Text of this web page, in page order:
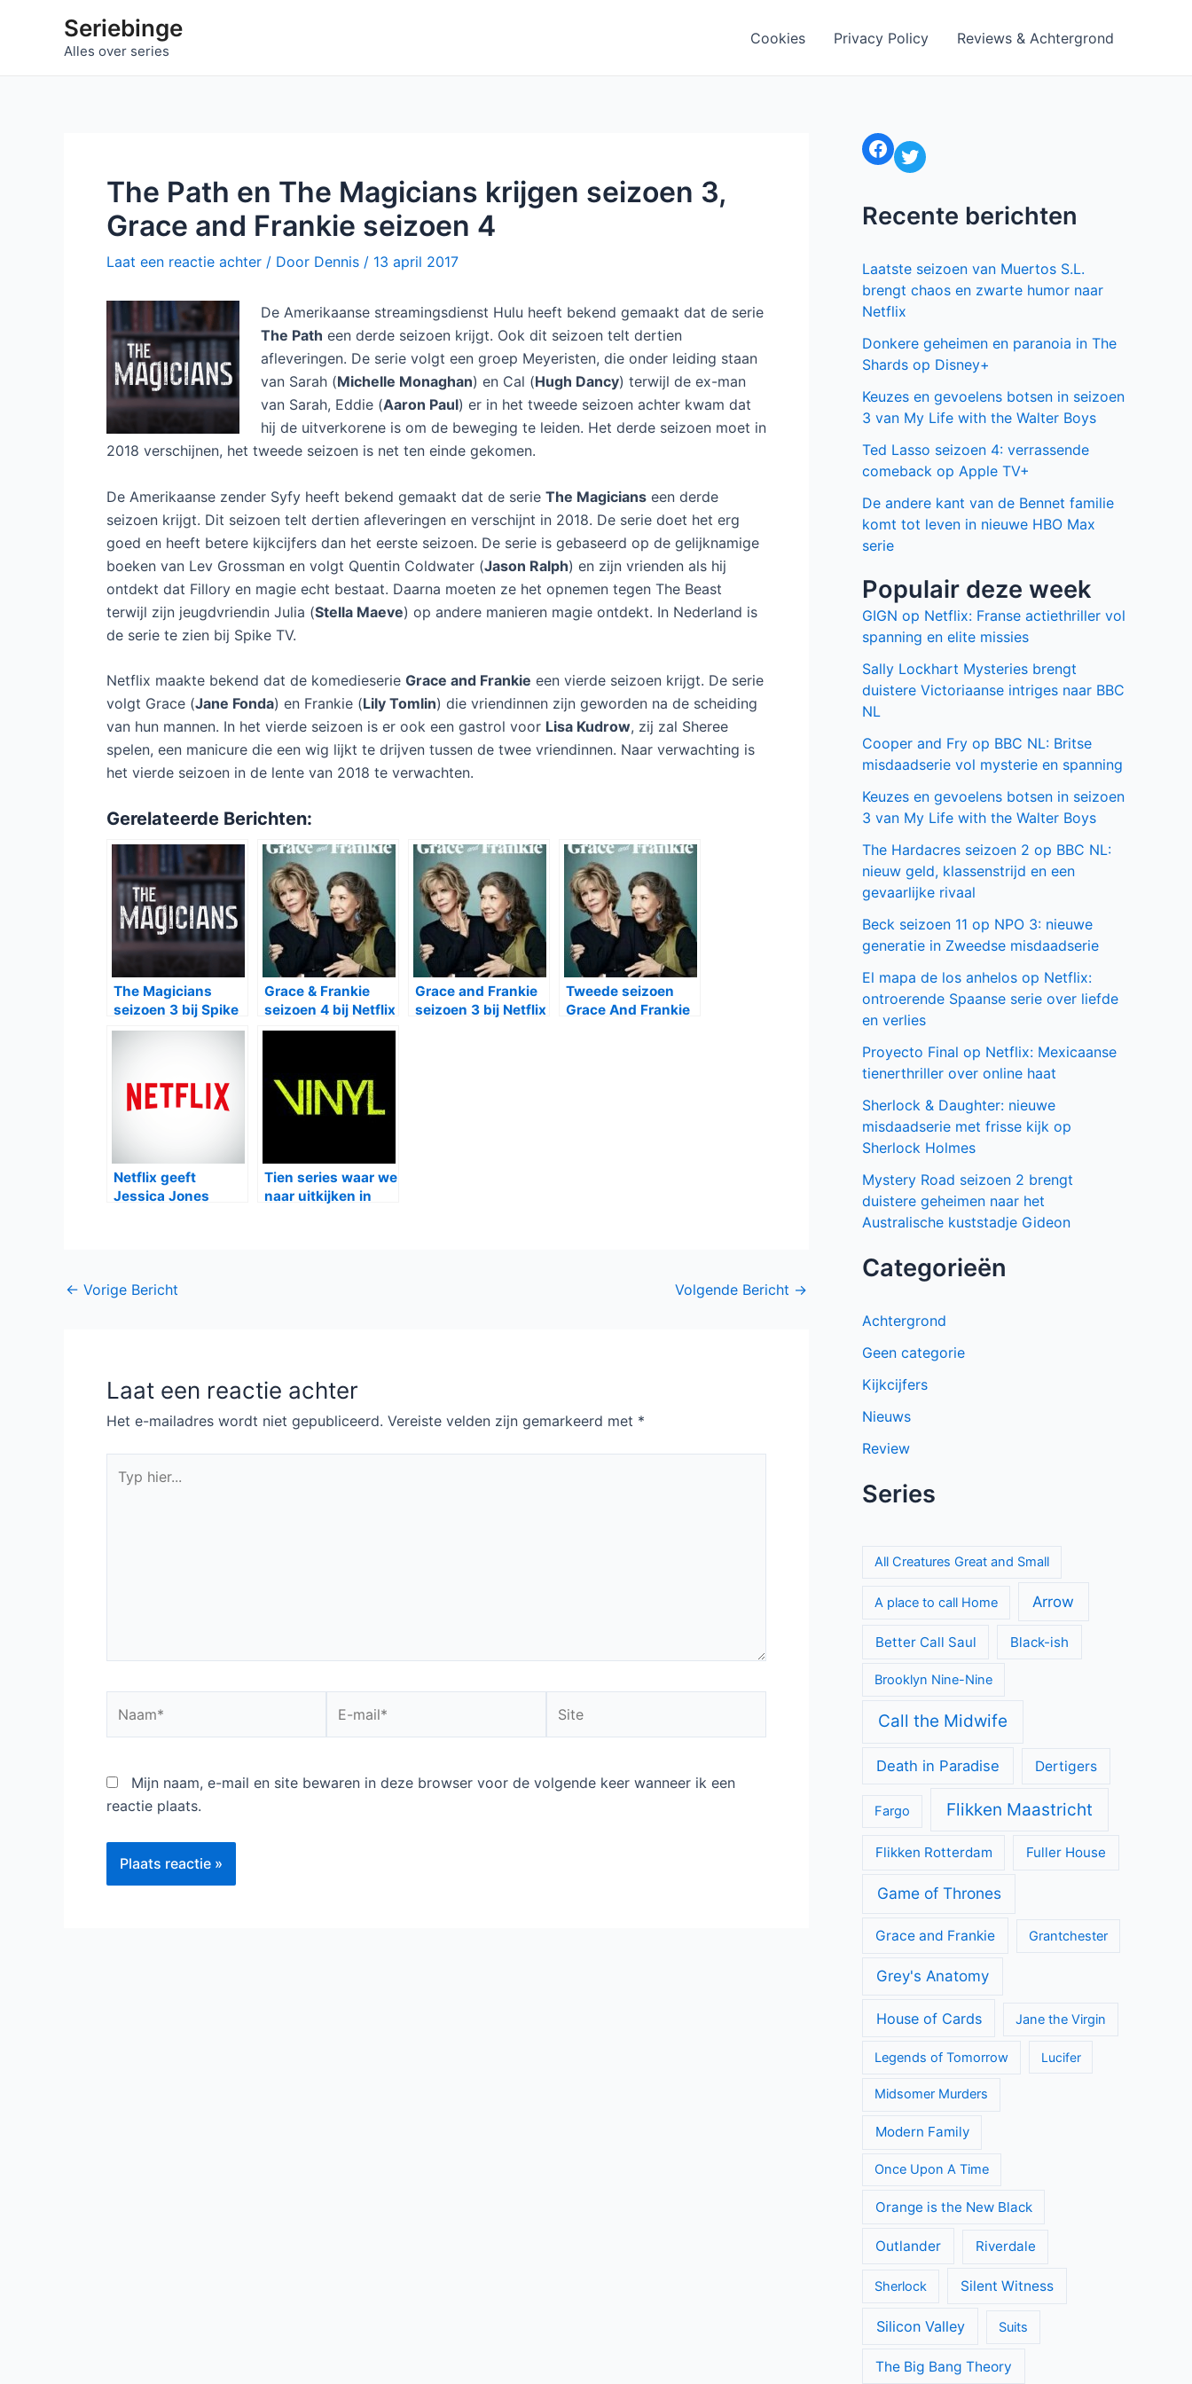
Seriebinge
Alles over series
Cookies Privacy Policy Reviews & Achtergrond
The Path en The Magicians krijgen seizoen 3,
Grace and Frankie seizoen 4
Laat een reactie achter / Door Dennis / 13 april 2017
De Amerikaanse streamingsdienst Hulu heeft bekend gemaakt dat de serie
The Path een derde seizoen krijgt. Ook dit seizoen telt dertien
afleveringen. De serie volgt een groep Meyeristen, die onder leiding staan
van Sarah (Michelle Monaghan) en Cal (Hugh Dancy) terwijl de ex-man
van Sarah, Eddie (Aaron Paul) er in het tweede seizoen achter kwam dat
hij de uitverkorene is om de beweging te leiden. Het derde seizoen moet in
2018 verschijnen, het tweede seizoen is net ten einde gekomen.
De Amerikaanse zender Syfy heeft bekend gemaakt dat de serie The Magicians een derde
seizoen krijgt. Dit seizoen telt dertien afleveringen en verschijnt in 2018. De serie doet het erg
goed en heeft betere kijkcijfers dan het eerste seizoen. De serie is gebaseerd op de gelijknamige
boeken van Lev Grossman en volgt Quentin Coldwater (Jason Ralph) en zijn vrienden als hij
ontdekt dat Fillory en magie echt bestaat. Daarna moeten ze het opnemen tegen The Beast
terwijl zijn jeugdvriendin Julia (Stella Maeve) op andere manieren magie ontdekt. In Nederland is
de serie te zien bij Spike TV.
Netflix maakte bekend dat de komedieserie Grace and Frankie een vierde seizoen krijgt. De serie
volgt Grace (Jane Fonda) en Frankie (Lily Tomlin) die vriendinnen zijn geworden na de scheiding
van hun mannen. In het vierde seizoen is er ook een gastrol voor Lisa Kudrow, zij zal Sheree
spelen, een manicure die een wig lijkt te drijven tussen de twee vriendinnen. Naar verwachting is
het vierde seizoen in de lente van 2018 te verwachten.
Gerelateerde Berichten:
The Magicians
seizoen 3 bij Spike
Grace & Frankie
seizoen 4 bij Netflix
Grace and Frankie
seizoen 3 bij Netflix
Tweede seizoen
Grace And Frankie
Netflix geeft
Jessica Jones
Tien series waar we
naar uitkijken in
Bericht
← Vorige Bericht Volgende Bericht →
Laat een reactie achter
Het e-mailadres wordt niet gepubliceerd. Vereiste velden zijn gemarkeerd met *
hier...
mail*
Mijn naam, e-mail en site bewaren in deze browser voor de volgende keer wanneer ik een
reactie plaats.
Facebook Twitter
Recente berichten
Laatste seizoen van Muertos S.L.
brengt chaos en zwarte humor naar
Netflix
Donkere geheimen en paranoia in The
Shards op Disney+
Keuzes en gevoelens botsen in seizoen
3 van My Life with the Walter Boys
Ted Lasso seizoen 4: verrassende
comeback op Apple TV+
De andere kant van de Bennet familie
komt tot leven in nieuwe HBO Max
serie
Populair deze week
GIGN op Netflix: Franse actiethriller vol
spanning en elite missies
Sally Lockhart Mysteries brengt
duistere Victoriaanse intriges naar BBC
NL
Cooper and Fry op BBC NL: Britse
misdaadserie vol mysterie en spanning
Keuzes en gevoelens botsen in seizoen
3 van My Life with the Walter Boys
The Hardacres seizoen 2 op BBC NL:
nieuw geld, klassenstrijd en een
gevaarlijke rivaal
Beck seizoen 11 op NPO 3: nieuwe
generatie in Zweedse misdaadserie
El mapa de los anhelos op Netflix:
ontroerende Spaanse serie over liefde
en verlies
Proyecto Final op Netflix: Mexicaanse
tienerthriller over online haat
Sherlock & Daughter: nieuwe
misdaadserie met frisse kijk op
Sherlock Holmes
Mystery Road seizoen 2 brengt
duistere geheimen naar het
Australische kuststadje Gideon
Categorieën
Achtergrond
Geen categorie
Kijkcijfers
Nieuws
Review
Series
All Creatures Great and Small
A place to call Home Arrow
Better Call Saul Black-ish
Brooklyn Nine-Nine
Call the Midwife
Death in Paradise Dertigers
Fargo Flikken Maastricht
Flikken Rotterdam Fuller House
Game of Thrones
Grace and Frankie Grantchester
Grey's Anatomy
House of Cards Jane the Virgin
Legends of Tomorrow Lucifer
Midsomer Murders
Modern Family
Once Upon A Time
Orange is the New Black
Outlander Riverdale
Sherlock Silent Witness
Silicon Valley Suits
The Big Bang Theory